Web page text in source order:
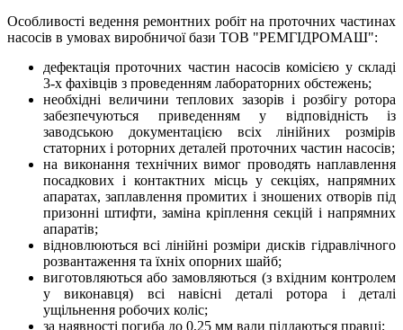
Особливості ведення ремонтних робіт на проточних частинах
насосів в умовах виробничої бази ТОВ "РЕМГІДРОМАШ":
дефектація проточних частин насосів комісією у складі
3-х фахівців з проведенням лабораторних обстежень;
необхідні величини теплових зазорів і розбігу ротора
забезпечуються приведенням у відповідність із
заводською документацією всіх лінійних розмірів
статорних і роторних деталей проточних частин насосів;
на виконання технічних вимог проводять наплавлення
посадкових і контактних місць у секціях, напрямних
апаратах, заплавлення промитих і зношених отворів під
призонні штифти, заміна кріплення секцій і напрямних
апаратів;
відновлюються всі лінійні розміри дисків гідравлічного
розвантаження та їхніх опорних шайб;
виготовляються або замовляються (з вхідним контролем
у виконавця) всі навісні деталі ротора і деталі
ущільнення робочих коліс;
за наявності погиба до 0,25 мм вали піддаються правці;